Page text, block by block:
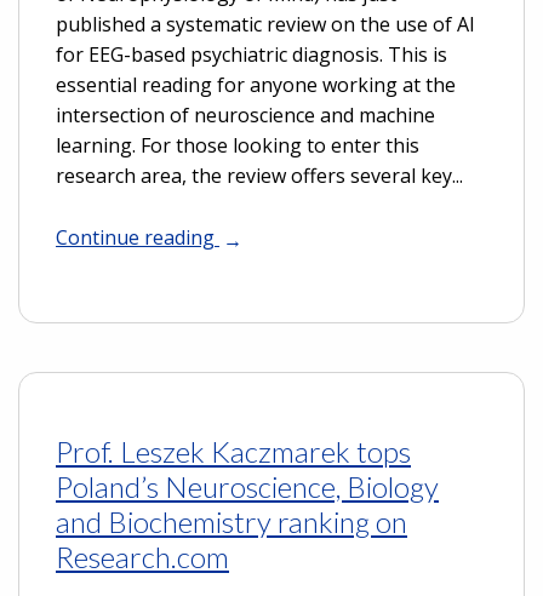
published a systematic review on the use of AI
for EEG-based psychiatric diagnosis. This is
essential reading for anyone working at the
intersection of neuroscience and machine
learning. For those looking to enter this
research area, the review offers several key...
Continue reading
Prof. Leszek Kaczmarek tops
Poland’s Neuroscience, Biology
and Biochemistry ranking on
Research.com